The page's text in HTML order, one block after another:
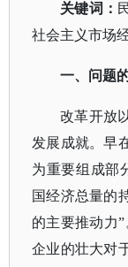
关键词：
社会主义市场
一、问题
改革开放
发展成就。早
为重要组成部
国经济总量的
的主要推动力
企业的壮大对